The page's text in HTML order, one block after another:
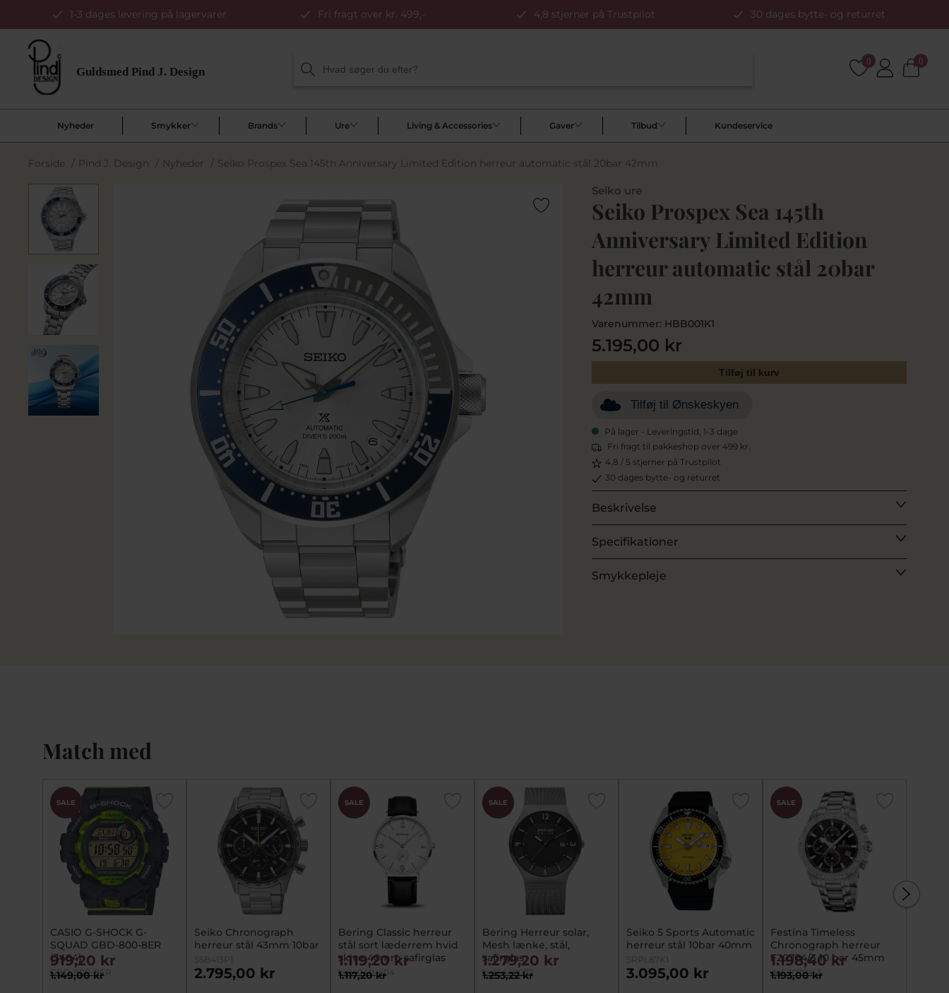
1-3 dages levering på lagervarer Fri fragt over kr. 499,- 4,8 stjerner på Trustpilot 30 dages bytte- og returret
0 0
Nyheder Smykker Brands Ure Living & Accessories Gaver Tilbud Kundeservice
Forside / Pind J. Design / Nyheder / Seiko Prospex Sea 145th Anniversary Limited Edition herreur automatic stål 20bar 42mm
Seiko ure
Seiko Prospex Sea 145th
Anniversary Limited Edition
herreur automatic stål 20bar
42mm
Varenummer: HBB001K1
5.195,00 kr
Tilføj til kurv
Tilføj til Ønskeskyen
På lager - Leveringstid, 1-3 dage
Fri fragt til pakkeshop over 499 kr.
4,8 / 5 stjerner på Trustpilot
30 dages bytte- og returret
Beskrivelse
Specifikationer
Smykkepleje
Match med
SALE
CASIO G-SHOCK G-
SQUAD GBD-800-8ER
(3464)
GBD-800-8ER
1.149,00 kr
919,20 kr
Seiko Chronograph
herreur stål 43mm 10bar
SSB413P1
2.795,00 kr
CHOK
PRIS
SALE
Bering Classic herreur
stål sort læderrem hvid
skive 40mm safirglas
be14040-404
1.117,20 kr
1.119,20 kr
CHOK
PRIS
SALE
Bering Herreur solar,
Mesh lænke, stål,
safirglas
be14440077
1.253,22 kr
1.279,20 kr
Seiko 5 Sports Automatic
herreur stål 10bar 40mm
SRPL87K1
3.095,00 kr
CHOK
PRIS
SALE
Festina Timeless
Chronograph herreur
F20704/3 10 bar 45mm
daF20704-3
1.193,00 kr
1.198,40 kr